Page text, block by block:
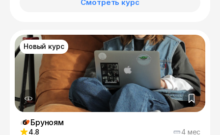
Смотреть курс
Новый курс
Бруноям
4.8 4 мес